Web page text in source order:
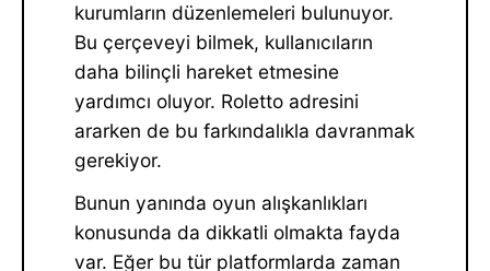
kurumların düzenlemeleri bulunuyor.
Bu çerçeveyi bilmek, kullanıcıların
daha bilinçli hareket etmesine
yardımcı oluyor. Roletto adresini
ararken de bu farkındalıkla davranmak
gerekiyor.
Bunun yanında oyun alışkanlıkları
konusunda da dikkatli olmakta fayda
var. Eğer bu tür platformlarda zaman